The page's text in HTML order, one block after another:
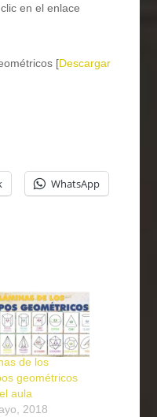
en el enlace
[Descargar
WhatsApp
de los
geométricos
aula
2018